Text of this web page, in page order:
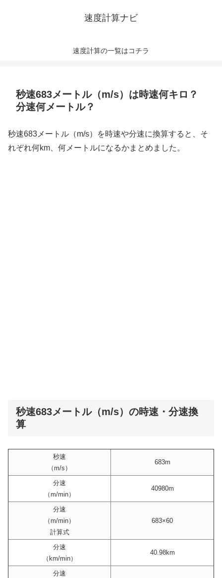
速度計算ナビ
速度計算の一覧はコチラ
秒速683メートル（m/s）は時速何キロ？
分速何メートル？
秒速683メートル（m/s）を時速や分速に換算すると、そ
れぞれ何km、何メートルになるかまとめました。
秒速683メートル（m/s）の時速・分速換
算
秒速
（m/s）
683m
分速
（m/min）
40980m
分速
（m/min）
計算式
683×60
分速
（km/min）
40.98km
分速